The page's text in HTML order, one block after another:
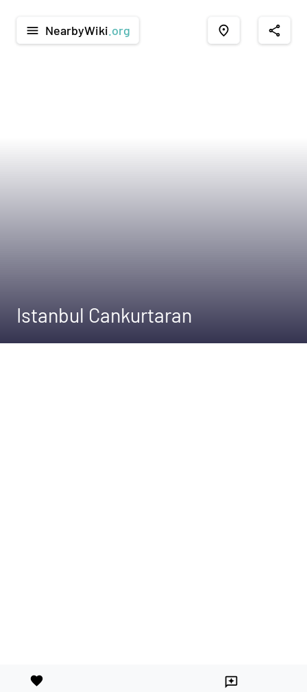
menu NearbyWiki .org place share
Istanbul Cankurtaran
favorite reviews